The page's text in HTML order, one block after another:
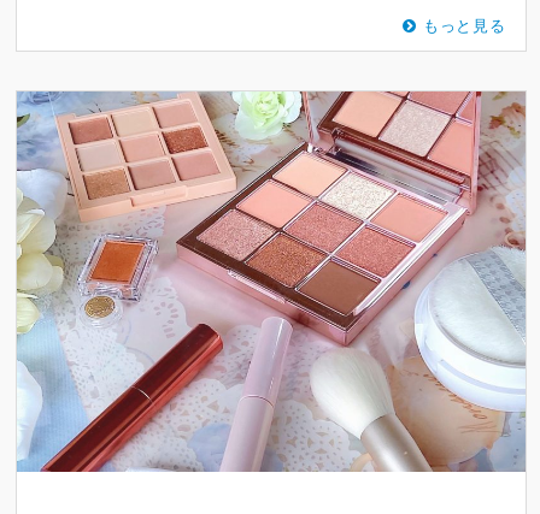
もっと見る